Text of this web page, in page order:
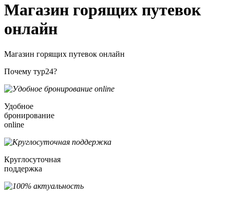
Магазин горящих путевок
онлайн
Магазин горящих путевок онлайн
Почему тур24?
Удобное
бронирование
online
Круглосуточная
поддержка